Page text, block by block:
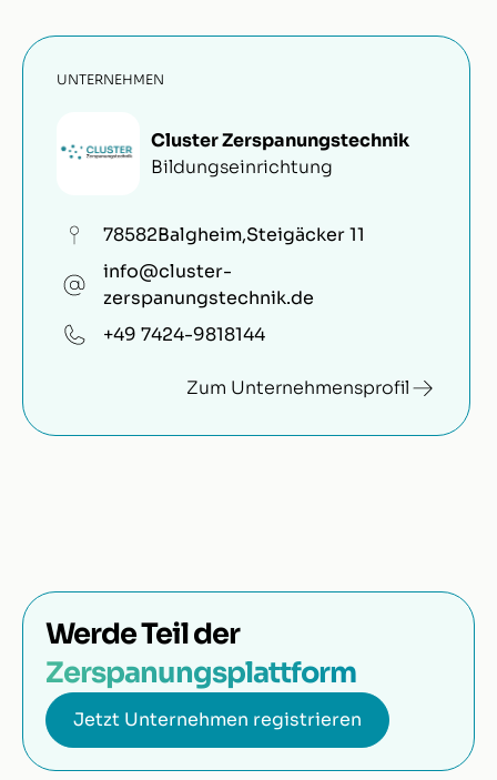
UNTERNEHMEN
Cluster Zerspanungstechnik
Bildungseinrichtung
78582Balgheim,Steigäcker 11
info@cluster-
zerspanungstechnik.de
+49 7424-9818144
Zum Unternehmensprofil
Werde Teil der
Zerspanungsplattform
Jetzt Unternehmen registrieren